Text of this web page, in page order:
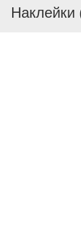
Наклейки